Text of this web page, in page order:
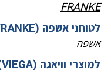
FRANKE
לטוחני אשפה (FRANKE)
אשפה
למוצרי וויאגה (VIEGA) לחצו: